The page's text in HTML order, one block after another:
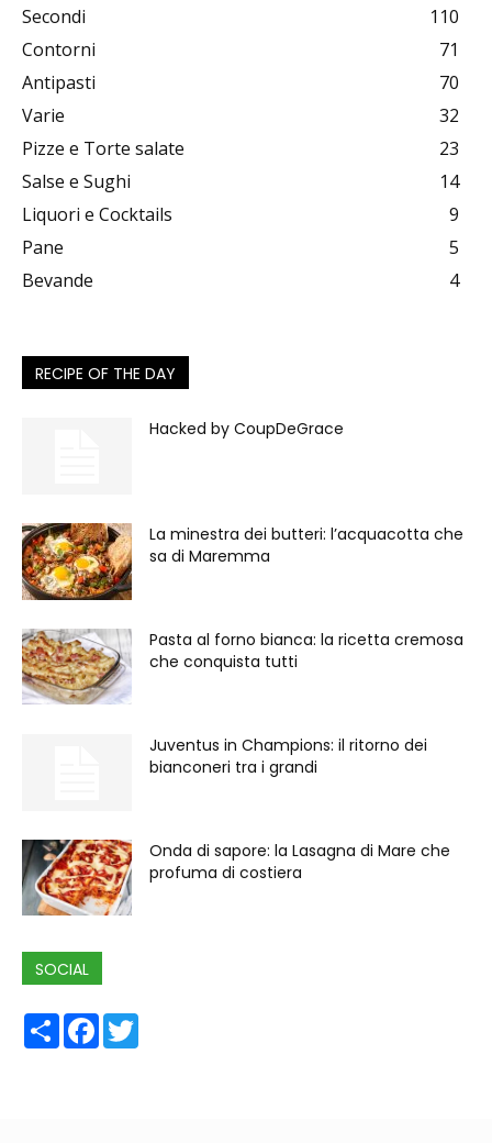
Secondi
110
Contorni
71
Antipasti
70
Varie
32
Pizze e Torte salate
23
Salse e Sughi
14
Liquori e Cocktails
9
Pane
5
Bevande
4
RECIPE OF THE DAY
Hacked by CoupDeGrace
La minestra dei butteri: l’acquacotta che
sa di Maremma
Pasta al forno bianca: la ricetta cremosa
che conquista tutti
Juventus in Champions: il ritorno dei
bianconeri tra i grandi
Onda di sapore: la Lasagna di Mare che
profuma di costiera
SOCIAL
ShareFacebook